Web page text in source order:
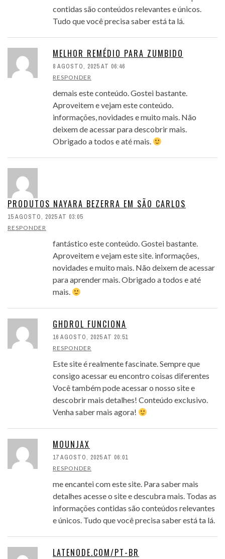
contidas são conteúdos relevantes e únicos.
Tudo que você precisa saber está ta lá.
MELHOR REMÉDIO PARA ZUMBIDO
8 AGOSTO, 2025 AT 06:46
RESPONDER
demais este conteúdo. Gostei bastante.
Aproveitem e vejam este conteúdo.
informações, novidades e muito mais. Não
deixem de acessar para descobrir mais.
Obrigado a todos e até mais.
PRODUTOS NAYARA BEZERRA EM SÃO CARLOS
15 AGOSTO, 2025 AT 03:05
RESPONDER
fantástico este conteúdo. Gostei bastante.
Aproveitem e vejam este site. informações,
novidades e muito mais. Não deixem de acessar
para aprender mais. Obrigado a todos e até
mais.
GHDROL FUNCIONA
16 AGOSTO, 2025 AT 20:51
RESPONDER
Este site é realmente fascinate. Sempre que
consigo acessar eu encontro coisas diferentes
Você também pode acessar o nosso site e
descobrir mais detalhes! Conteúdo exclusivo.
Venha saber mais agora!
MOUNJAX
17 AGOSTO, 2025 AT 06:01
RESPONDER
me encantei com este site. Para saber mais
detalhes acesse o site e descubra mais. Todas as
informações contidas são conteúdos relevantes
e únicos. Tudo que você precisa saber está ta lá.
LATENODE.COM/PT-BR